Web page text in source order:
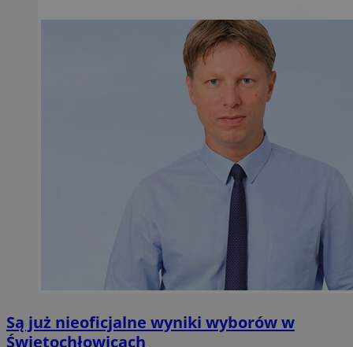
Są już nieoficjalne wyniki wyborów w
Świętochłowicach